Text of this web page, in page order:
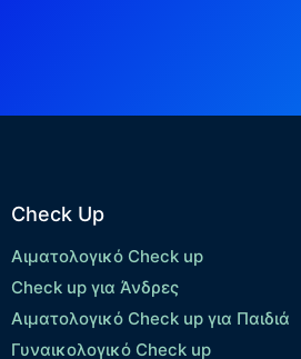
Check Up
Αιματολογικό Check up
Check up για Άνδρες
Αιματολογικό Check up για Παιδιά
Γυναικολογικό Check up